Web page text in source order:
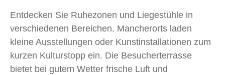
Entdecken Sie Ruhezonen und Liegestühle in
verschiedenen Bereichen. Mancherorts laden
kleine Ausstellungen oder Kunstinstallationen zum
kurzen Kulturstopp ein. Die Besucherterrasse
bietet bei gutem Wetter frische Luft und